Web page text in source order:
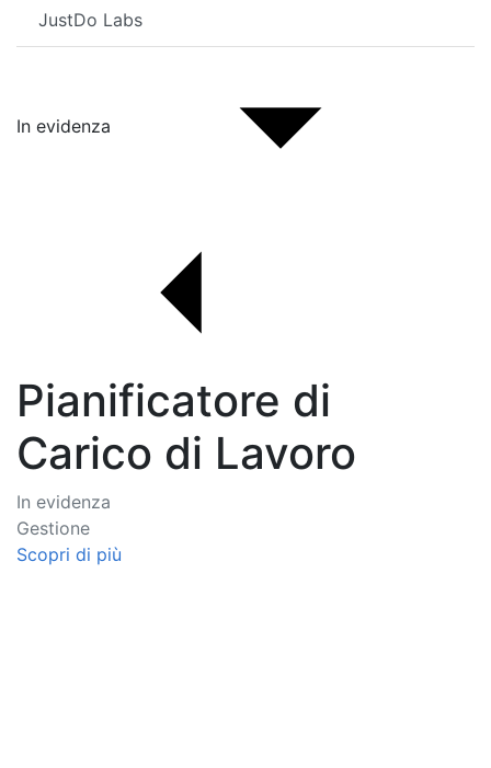
JustDo Labs
In evidenza
Pianificatore di
Carico di Lavoro
In evidenza
Gestione
Scopri di più